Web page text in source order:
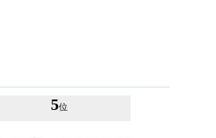
5位